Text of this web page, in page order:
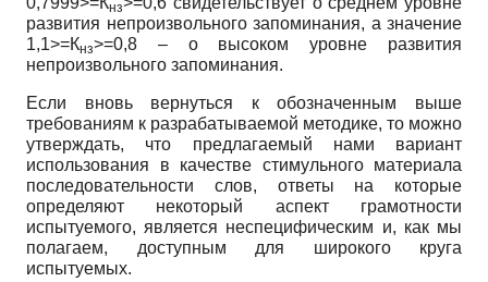
нз
развития непроизвольного запоминания, а значение
1,1>=Кнз>=0,8 – о высоком уровне развития
непроизвольного запоминания.
Если вновь вернуться к обозначенным выше
требованиям к разрабатываемой методике, то можно
утверждать, что предлагаемый нами вариант
использования в качестве стимульного материала
последовательности слов, ответы на которые
определяют некоторый аспект грамотности
испытуемого, является неспецифическим и, как мы
полагаем, доступным для широкого круга
испытуемых.